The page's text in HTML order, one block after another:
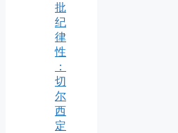
批
纪
律
性
：
切
尔
西
定